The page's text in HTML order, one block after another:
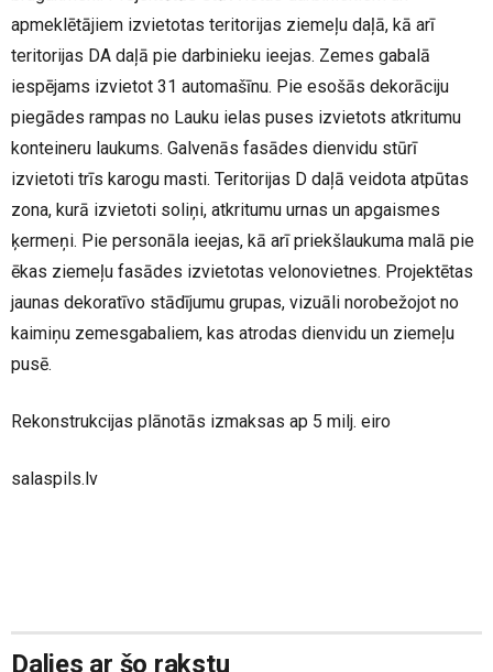
apmeklētājiem izvietotas teritorijas ziemeļu daļā, kā arī
teritorijas DA daļā pie darbinieku ieejas. Zemes gabalā
iespējams izvietot 31 automašīnu. Pie esošās dekorāciju
piegādes rampas no Lauku ielas puses izvietots atkritumu
konteineru laukums. Galvenās fasādes dienvidu stūrī
izvietoti trīs karogu masti. Teritorijas D daļā veidota atpūtas
zona, kurā izvietoti soliņi, atkritumu urnas un apgaismes
ķermeņi. Pie personāla ieejas, kā arī priekšlaukuma malā pie
ēkas ziemeļu fasādes izvietotas velonovietnes. Projektētas
jaunas dekoratīvo stādījumu grupas, vizuāli norobežojot no
kaimiņu zemesgabaliem, kas atrodas dienvidu un ziemeļu
pusē.
Rekonstrukcijas plānotās izmaksas ap 5 milj. eiro
salaspils.lv
Dalies ar šo rakstu